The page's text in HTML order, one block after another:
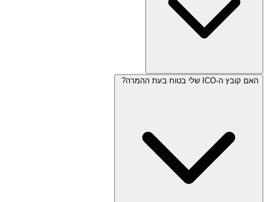
האם קובץ ה-ICO שלי בטוח בעת ההמרה?